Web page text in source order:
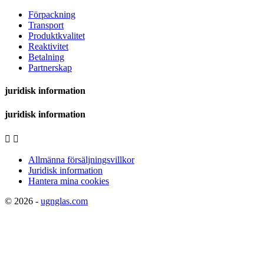
Förpackning
Transport
Produktkvalitet
Reaktivitet
Betalning
Partnerskap
juridisk information
juridisk information
 
Allmänna försäljningsvillkor
Juridisk information
Hantera mina cookies
© 2026 - ugnglas.com